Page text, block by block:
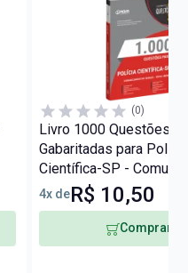
(0)
Livro 1000 Questões
Gabaritadas para
Científica-SP - Comum
os Cargos - Nível
4x deR$ 10,50
Comprar